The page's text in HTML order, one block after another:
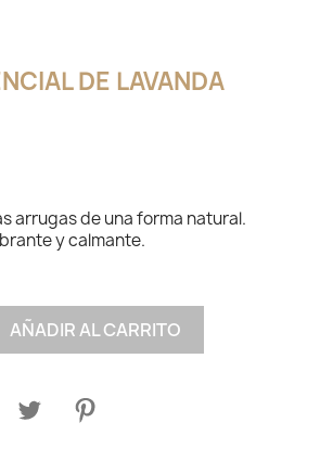
DE LAVANDA
arrugas de una forma natural.
y calmante.
AÑADIR AL CARRITO